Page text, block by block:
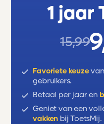
1 jaar
15,99
Favoriete keuze
gebruikers.
Betaal per jaar en
Geniet van een
vakken bij ToetsMij.